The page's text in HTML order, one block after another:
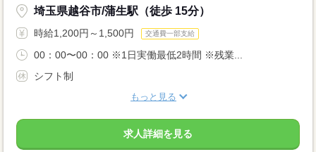
埼玉県越谷市/蒲生駅（徒歩 15分）
時給1,200円～1,500円 交通費一部支給
00：00〜00：00 ※1日実働最低2時間 ※残業...
シフト制
もっと見る
求人詳細を見る